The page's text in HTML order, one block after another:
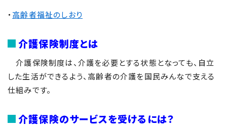
・ 高齢者福祉のしおり
介護保険制度とは
介護保険制度は、介護を必要とする状態となっても、自立
した生活ができるよう、高齢者の介護を国民みんなで支える
仕組みです。
介護保険のサービスを受けるには？